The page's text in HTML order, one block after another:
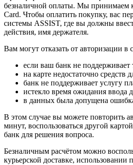
безналичной оплаты. Мы принимаем
Card. Чтобы оплатить покупку, вас
системы ASSIST, где вы должны
действия, имя держателя.
Вам могут отказать от авторизации в
если ваш банк не поддерживает
на карте недостаточно средств
банк не поддерживает услугу
истекло время ожидания ввода
в данных была допущена
В этом случае вы можете повторить
минут, воспользоваться другой
банк для решения вопроса.
Безналичным расчётом можно
курьерской доставке, использовании